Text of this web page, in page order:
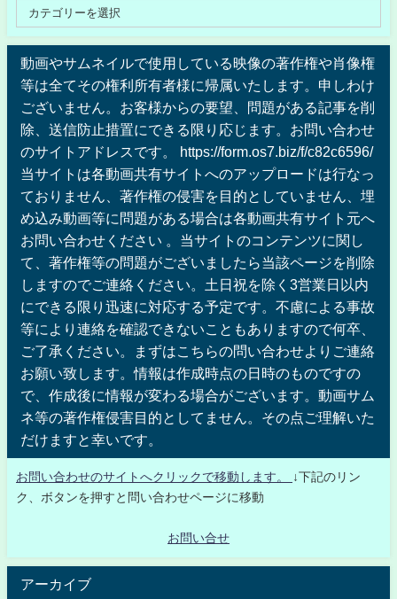
動画やサムネイルで使用している映像の著作権や肖像権
等は全てその権利所有者様に帰属いたします。申しわけ
ございません。お客様からの要望、問題がある記事を削
除、送信防止措置にできる限り応じます。お問い合わせ
のサイトアドレスです。 https://form.os7.biz/f/c82c6596/
当サイトは各動画共有サイトへのアップロードは行なっ
ておりません、著作権の侵害を目的としていません、埋
め込み動画等に問題がある場合は各動画共有サイト元へ
お問い合わせください 。当サイトのコンテンツに関し
て、著作権等の問題がございましたら当該ページを削除
しますのでご連絡ください。土日祝を除く3営業日以内
にできる限り迅速に対応する予定です。不慮による事故
等により連絡を確認できないこともありますので何卒、
ご了承ください。まずはこちらの問い合わせよりご連絡
お願い致します。情報は作成時点の日時のものですの
で、作成後に情報が変わる場合がございます。動画サム
ネ等の著作権侵害目的としてません。その点ご理解いた
だけますと幸いです。
お問い合わせのサイトへクリックで移動します。
↓下記のリン
ク、ボタンを押すと問い合わせページに移動
お問い合せ
アーカイブ